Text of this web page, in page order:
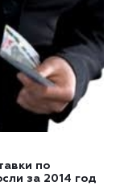
по
за 2014 год